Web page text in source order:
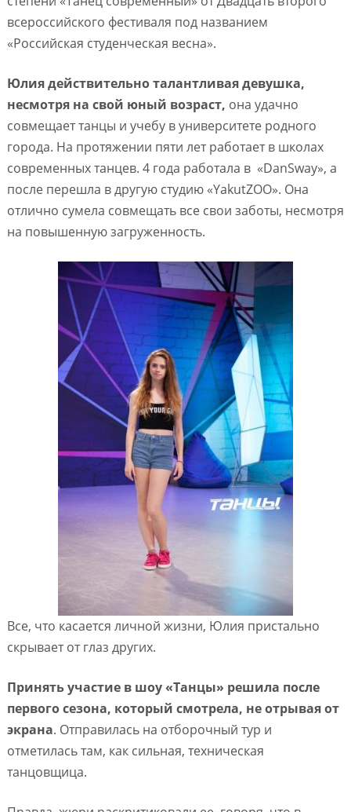
всероссийского фестиваля под названием
«Российская студенческая весна».
Юлия действительно талантливая девушка,
несмотря на свой юный возраст, она удачно
совмещает танцы и учебу в университете родного
города. На протяжении пяти лет работает в школах
современных танцев. 4 года работала в «DanSway», а
после перешла в другую студию «YakutZOO». Она
отлично сумела совмещать все свои заботы, несмотря
на повышенную загруженность.
Все, что касается личной жизни, Юлия пристально
скрывает от глаз других.
Принять участие в шоу «Танцы» решила после
первого сезона, который смотрела, не отрывая от
экрана. Отправилась на отборочный тур и
отметилась там, как сильная, техническая
танцовщица.